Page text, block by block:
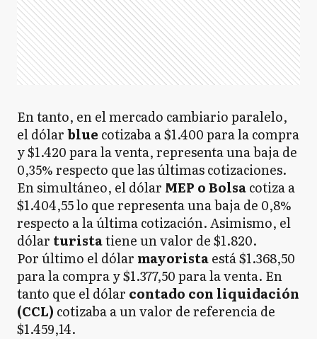
En tanto, en el mercado cambiario paralelo,
el dólarblue cotizaba a $1.400 para la compra
y $1.420 para la venta, representa una baja de
0,35% respecto que las últimas cotizaciones.
En simultáneo, el dólar MEP o Bolsacotiza a
$1.404,55 lo que representa una baja de 0,8%
respecto a la última cotización. Asimismo, el
dólar turistatiene un valor de $1.820.
Por último el dólar mayoristaestá $1.368,50
para la compra y $1.377,50 para la venta. En
tanto que el dólar contado con liquidación
(CCL) cotizaba a un valor de referencia de
$1.459,14.